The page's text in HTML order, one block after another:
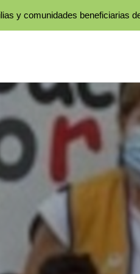
y comunidades beneficiarias